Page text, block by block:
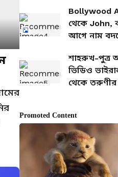
Bollywood
থেকে John,
আগে নাম
শাহরুখ-পুত্র
ভিডিও
থেকে তরুণীর